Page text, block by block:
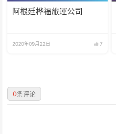
阿根廷桦福旅運公司
2020年09月22日 7
0条评论